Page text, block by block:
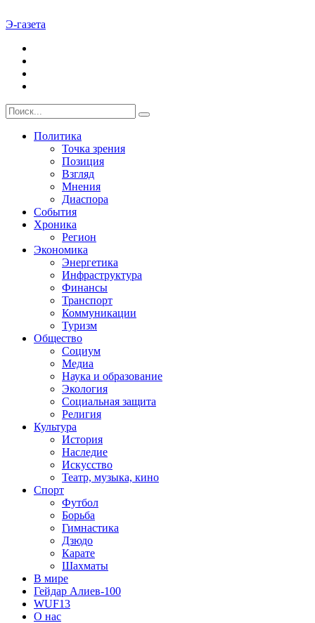
Э-газета
Политика
Точка зрения
Позиция
Взгляд
Мнения
Диаспора
События
Хроника
Регион
Экономика
Энергетика
Инфраструктура
Финансы
Транспорт
Коммуникации
Туризм
Общество
Социум
Медиа
Наука и образование
Экология
Социальная защита
Религия
Культура
История
Наследие
Искусство
Театр, музыка, кино
Спорт
Футбол
Борьба
Гимнастика
Дзюдо
Карате
Шахматы
В мире
Гейдар Алиев-100
WUF13
О нас